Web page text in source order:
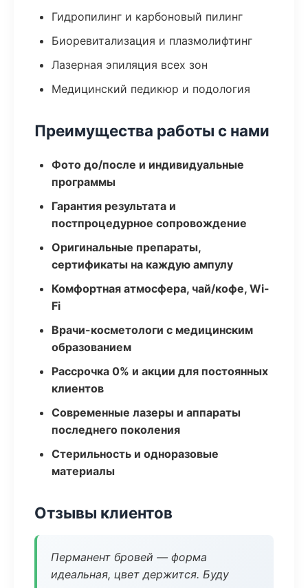
Гидропилинг и карбоновый пилинг
Биоревитализация и плазмолифтинг
Лазерная эпиляция всех зон
Медицинский педикюр и подология
Преимущества работы с нами
Фото до/после и индивидуальные
программы
Гарантия результата и
постпроцедурное сопровождение
Оригинальные препараты,
сертификаты на каждую ампулу
Комфортная атмосфера, чай/кофе, Wi-
Fi
Врачи-косметологи с медицинским
образованием
Рассрочка 0% и акции для постоянных
клиентов
Современные лазеры и аппараты
последнего поколения
Стерильность и одноразовые
материалы
Отзывы клиентов
Перманент бровей — форма
идеальная, цвет держится. Буду